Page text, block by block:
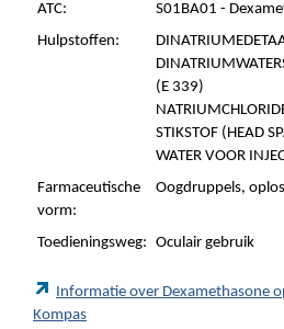
ATC:
S01BA01 -
Hulpstoffen:
(E 339)
STIKSTOF (HEAD
WATER VOOR
Farmaceutische
vorm:
Oogdruppels,
Toedieningsweg: Oculair gebruik
Informatie over Dexamethasone
Kompas